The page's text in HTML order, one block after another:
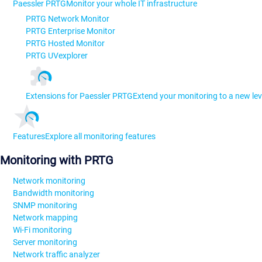
Paessler PRTGMonitor your whole IT infrastructure
PRTG Network Monitor
PRTG Enterprise Monitor
PRTG Hosted Monitor
PRTG UVexplorer
Extensions for Paessler PRTGExtend your monitoring to a new
FeaturesExplore all monitoring features
Monitoring with PRTG
Network monitoring
Bandwidth monitoring
SNMP monitoring
Network mapping
Wi-Fi monitoring
Server monitoring
Network traffic analyzer